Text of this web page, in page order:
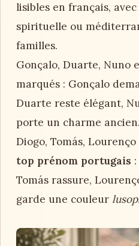
lisibles en français,
spirituelle ou
familles.
Gonçalo, Duarte, Nuno
marqués : Gonçalo
Duarte reste élégant,
porte un charme ancien.
Diogo, Tomás,
top prénom portugais
Tomás rassure,
garde une couleur